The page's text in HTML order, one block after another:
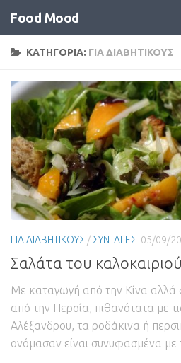
Food Mood
ΚΑΤΗΓΟΡΙΑ: ΓΙΑ ΔΙΑΒΗΤΙΚΟΥΣ
ΓΙΑ ΔΙΑΒΗΤΙΚΟΥΣ / ΣΥΝΤΑΓΕΣ 05/09/
Σαλάτα του καλοκαιριού
Με καταγωγή από την Κίνα αλλά
από την Περσία, πιθανότατα με
Αλέξανδρου, τα ροδάκινα ή
ονόμασαν είναι συνυφασμένα με